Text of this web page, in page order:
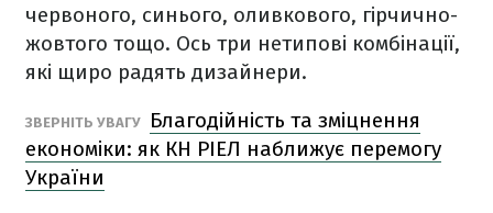
червоного, синього, оливкового, гірчично-
жовтого тощо. Ось три нетипові комбінації,
які щиро радять дизайнери.
ЗВЕРНІТЬ УВАГУ
Благодійність та зміцнення
економіки: як КН РІЕЛ наближує перемогу
України